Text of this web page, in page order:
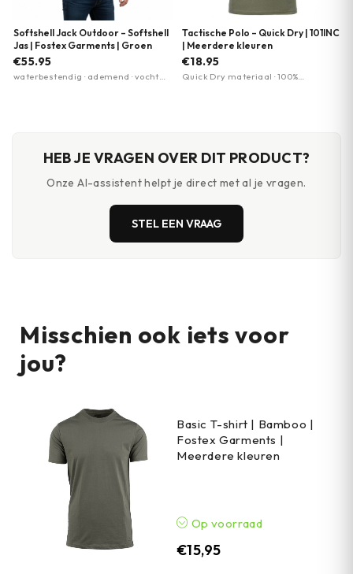
Softshell Jack Outdoor – Softshell
Jas | Fostex Garments | Groen
€55.95
waterbestendig · ademend · vocht
Tactische Polo – Quick Dry | 101INC
| Meerdere kleuren
€18.95
Quick Dry materiaal · 100%
HEB JE VRAGEN OVER DIT PRODUCT?
Onze AI-assistent helpt je direct met al je vragen.
STEL EEN VRAAG
Misschien ook iets voor
jou?
Basic T-shirt | Bamboo |
Fostex Garments |
Meerdere kleuren
Op voorraad
€15,95